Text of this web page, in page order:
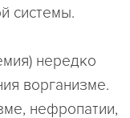
системы.
нередко
ворганизме.
нефропатии,